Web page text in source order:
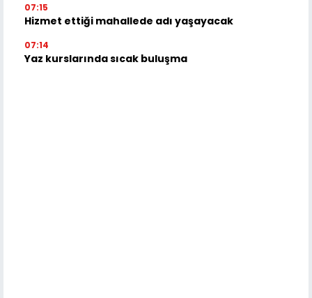
07:15
Hizmet ettiği mahallede adı yaşayacak
07:14
Yaz kurslarında sıcak buluşma